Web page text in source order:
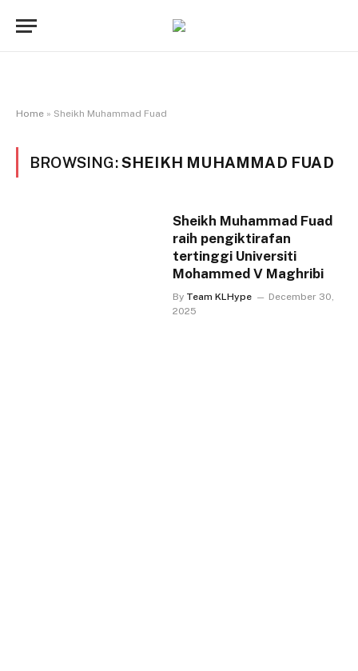
Home » Sheikh Muhammad Fuad
BROWSING:SHEIKH MUHAMMAD FUAD
Sheikh Muhammad Fuad
raih pengiktirafan
tertinggi Universiti
Mohammed V Maghribi
By Team KLHype
December 30,
2025